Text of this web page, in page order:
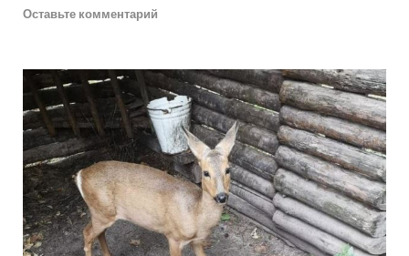
Оставьте комментарий